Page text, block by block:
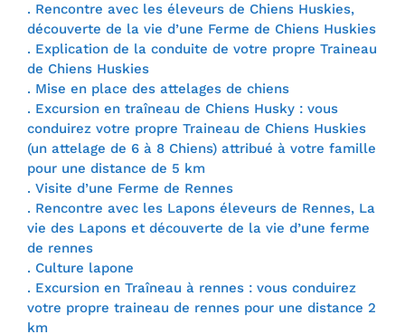
. Rencontre avec les éleveurs de Chiens Huskies,
découverte de la vie d’une Ferme de Chiens Huskies
. Explication de la conduite de votre propre Traineau
de Chiens Huskies
. Mise en place des attelages de chiens
. Excursion en traîneau de Chiens Husky : vous
conduirez votre propre Traineau de Chiens Huskies
(un attelage de 6 à 8 Chiens) attribué à votre famille
pour une distance de 5 km
. Visite d’une Ferme de Rennes
. Rencontre avec les Lapons éleveurs de Rennes, La
vie des Lapons et découverte de la vie d’une ferme
de rennes
. Culture lapone
. Excursion en Traîneau à rennes : vous conduirez
votre propre traineau de rennes pour une distance 2
km